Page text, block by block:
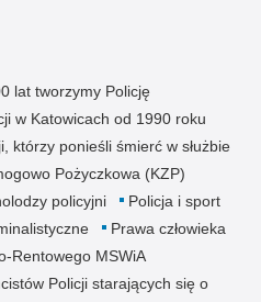
lat tworzymy Policję
w Katowicach od 1990 roku
którzy ponieśli śmierć w służbie
Pożyczkowa (KZP)
policyjni
Policja i sport
Prawa człowieka
Rentowego MSWiA
Policji starających się o